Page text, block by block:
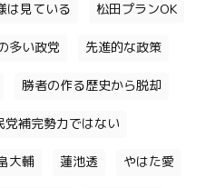
は見ている 松田プランOK
多い政党 先進的な政策
勝者の作る歴史から脱却
党補完勢力ではない
大輔 蓮池透 やはた愛